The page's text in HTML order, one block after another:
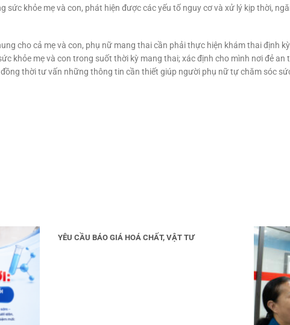
sức khỏe mẹ và con, phát hiện được các yếu tố nguy cơ và xử lý kịp thời,
cho cả mẹ và con, phụ nữ mang thai cần phải thực hiện khám thai định
khỏe mẹ và con trong suốt thời kỳ mang thai; xác định cho mình nơi đẻ
đồng thời tư vấn những thông tin cần thiết giúp người phụ nữ tự chăm sóc
YÊU CẦU BÁO GIÁ HOÁ CHẤT, VẬT TƯ